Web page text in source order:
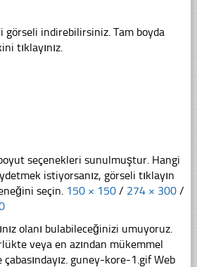
indirebilirsiniz. Tam boyda
tıklayınız.
seçenekleri sunulmuştur. Hangi
istiyorsanız, görseli tıklayın
seçin. 150 × 150 / 274 × 300 /
olanı bulabileceğinizi umuyoruz.
veya en azından mükemmel
guney-kore-1.gif Web